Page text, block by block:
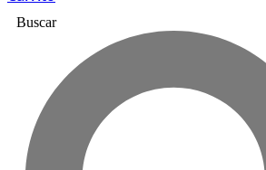
Buscar